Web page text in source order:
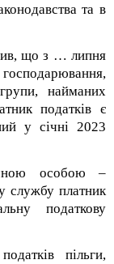
та в
що з … липня
найманих
податків є
у січні 2023
особою –
службу платник
податкову
пільги,